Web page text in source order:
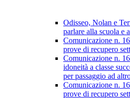
Odisseo, Nolan e
parlare alla scuola e
Comunicazione n.
prove di recupero
Comunicazione n.
idoneità a classe
per passaggio ad
Comunicazione n.
prove di recupero